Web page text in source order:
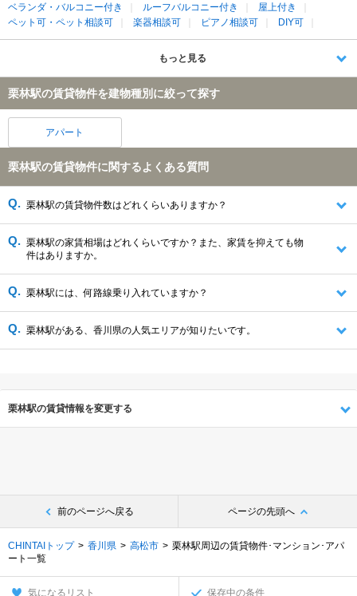
ベランダ・バルコニー付き
ルーフバルコニー付き
屋上付き
ペット可・ペット相談可
楽器相談可 ピアノ相談可 DIY可
もっと見る
栗林駅の賃貸物件を建物種別に絞って探す
アパート
栗林駅の賃貸物件に関するよくある質問
栗林駅の賃貸物件数はどれくらいありますか？
栗林駅の家賃相場はどれくらいですか？また、家賃を抑えても物
件はありますか。
栗林駅には、何路線乗り入れていますか？
栗林駅がある、香川県の人気エリアが知りたいです。
栗林駅の賃貸情報を変更する
前のページへ戻る ページの先頭へ
CHINTAIトップ 香川県 高松市
栗林駅周辺の賃貸物件･マンション･アパ
ート一覧
気になるリスト 保存中の条件